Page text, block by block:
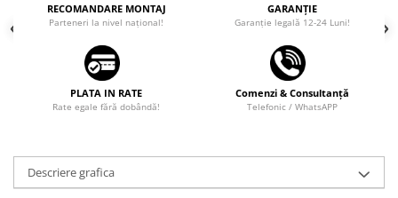
RECOMANDARE MONTAJ
Parteneri la nivel național!
GARANȚIE
Garanţie legală 12-24 Luni!
PLATA IN RATE
Rate egale fără dobândă!
Comenzi & Consultanță
Telefonic / WhatsAPP
Descriere grafica